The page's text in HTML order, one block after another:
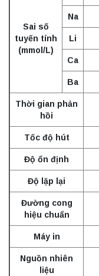
Sai số
tuyến tính
(mmol/L)
Na
Li
Ca
Ba
Thời gian phản
hồi
Tốc độ hút
Độ ổn định
Độ lặp lại
Đường cong
hiệu chuẩn
Máy in
Nguồn nhiên
liệu